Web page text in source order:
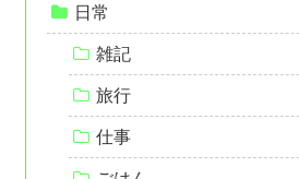
日常
雑記
旅行
仕事